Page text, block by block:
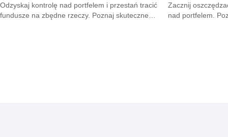
Odzyskaj kontrolę nad portfelem i przestań tracić
fundusze na zbędne rzeczy. Poznaj skuteczne
Zacznij
nad portfelem.